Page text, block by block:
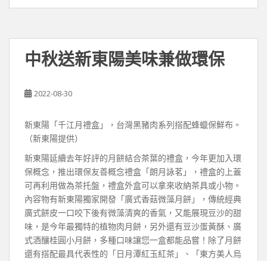
中秋送新東陽美味兼做環保
2022-08-30
新東陽「千江月禮盒」，台灣黑豬肉系列搭配蜂蠟保鮮布。
（新東陽提供）
新東陽延續去年好評的月餅結合茶葉的禮盒，今年更加入環
保概念，推出環保友善概念禮盒「朗月詠茗」，禮盒的上蓋
可再利用做為茶托盤，禮盒外盒可以拿來收納茶具或小物。
內容物有新東陽獨家開發「廣式香菇微藻月餅」，傳統經典
廣式餅皮一口咬下後有微藻清爽的香氣，又能展現豆沙的甜
味，是今年最獨特的植物肉月餅，另外還有豆沙蛋黃酥、廣
式酒釀桂圓小月餅，多種口味讓您一盒都能品嘗！除了月餅
還有搭配最具代表性的「日月潭紅玉紅茶」、「東方美人烏